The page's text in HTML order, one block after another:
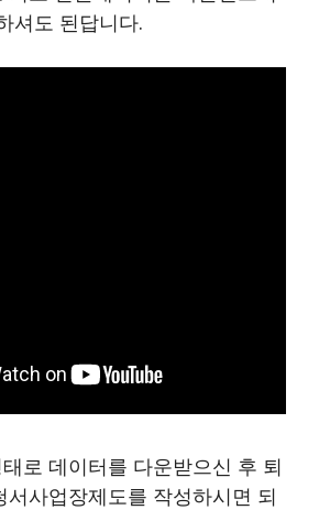
셔도 된답니다.
로 데이터를 다운받으신 후 퇴
서사업장제도를 작성하시면 되